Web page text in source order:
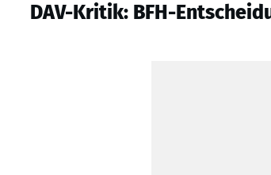
DAV-Kritik: BFH-